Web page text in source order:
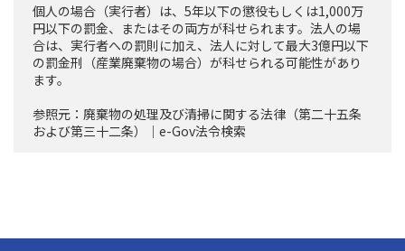
個人の場合（実行者）は、5年以下の懲役もしくは1,000万
円以下の罰金、またはその両方が科せられます。法人の場
合は、実行者への罰則に加え、法人に対して最大3億円以下
の罰金刑（産業廃棄物の場合）が科せられる可能性があり
ます。
参照元： 廃棄物の処理及び清掃に関する法律（第二十五条
および第三十二条）｜e-Gov法令検索